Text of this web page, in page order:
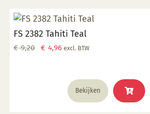
FS 2382 Tahiti Teal
€9,20
Oorspronkelijke
€ 4,96Huidige
€ 4,96.
excl. BTW
Bekijken